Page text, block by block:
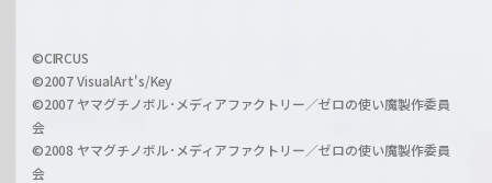
a
r
z
i
l
©CIRCUS
©2007 VisualArt's/Key
©2007 ヤマグチノボル･メディアファクトリー／ゼロの使い魔製作委員
会
©2008 ヤマグチノボル･メディアファクトリー／ゼロの使い魔製作委員
会